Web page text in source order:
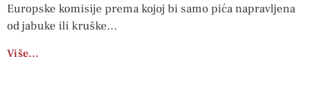
Europske komisije prema kojoj bi samo pića napravljena
od jabuke ili kruške
Više…